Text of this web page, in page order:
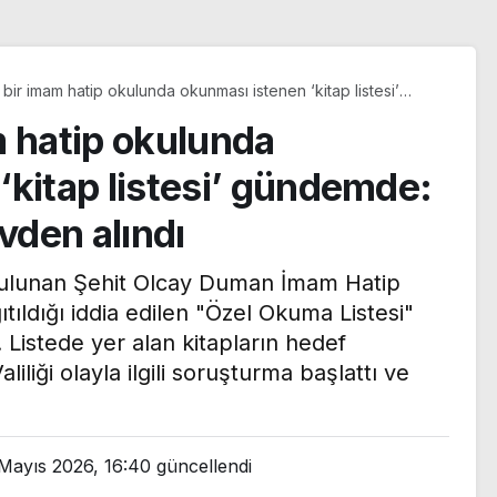
imam hatip okulunda okunması istenen ‘kitap listesi’
hatip okulunda
listesi’ gündemde:
alındı
Şehit Olcay Duman İmam Hatip
iddia edilen "Özel Okuma Listesi"
yer alan kitapların hedef
olayla ilgili soruşturma başlattı ve
2026, 16:40 güncellendi
yazı:
Trendyol 1. Lig’de yeni